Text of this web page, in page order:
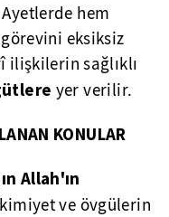
hem
eksiksiz
ilişkilerin sağlıklı
yer verilir.
KONULAR
Allah'ın
ve övgülerin